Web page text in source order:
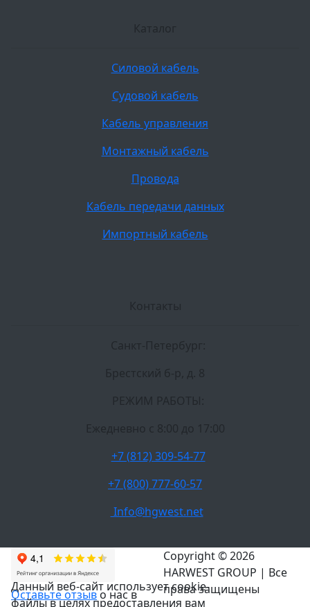
Каталог
Силовой кабель
Судовой кабель
Кабель управления
Монтажный кабель
Провода
Кабель передачи данных
Импортный кабель
Контакты
Санкт-Петербург:
Брестский б-р, д. 8
РЕЖИМ РАБОТЫ:
Ежедневно c 8:00 до 17:00
+7 (812) 309-54-77
+7 (800) 777-60-57
Info@hgwest.net
Оставьте отзыво нас в
Copyright © 2026
HARWEST GROUP | Все
права защищены
Данный веб-сайт использует cookie-
файлы в целях предоставления вам